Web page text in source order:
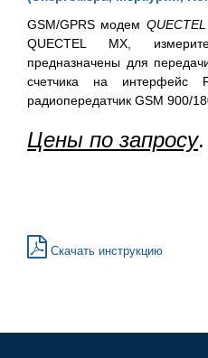
GSM/GPRS модем
QUECTEL MX,
предназначены для
счетчика на интерфейс
радиопередатчик GSM 900/
Цены по запросу.
Скачать инструкцию